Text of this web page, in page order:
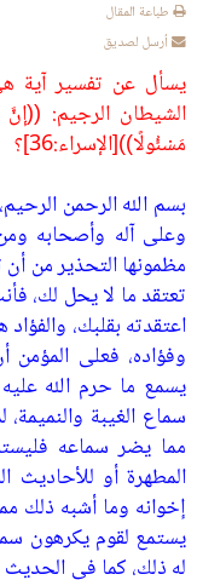
طباعة المقال
أرسل لصديق
يسأل عن تفسير آية
الشيطان الرجيم:
مَسْئُولًا))[الإسراء:36]؟
بسم الله الرحمن
وعلى آله وأصحابه
مظمونها التحذير من
تعتقد ما لا يحل لك،
اعتقدته بقلبك،
وفؤاده، فعلى
يسمع ما حرم الله عليه
سماع الغيبة
مما يضر سماعه
المطهرة أو للأحاديث
إخوانه وما أشبه ذلك
يستمع لقوم يكرهون
له ذلك، كما في